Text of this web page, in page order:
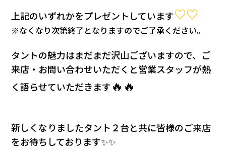
上記のいずれかをプレゼントしています♡♡
※なくなり次第終了となりますのでご了承ください。
タントの魅力はまだまだ沢山ございますので、ご
来店・お問い合わせいただくと営業スタッフが熱
く語らせていただきます🔥🔥
新しくなりましたタント２台と共に皆様のご来店
をお待ちしております✨✨